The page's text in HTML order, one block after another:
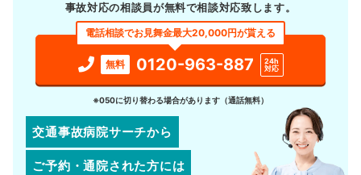
事故対応の相談員が無料で相談対応致します。
電話相談でお見舞金最大20,000円が貰える
無料 0120-963-887
24h
対応
※050に切り替わる場合があります（通話無料）
交通事故病院サーチから
ご予約・通院された方には